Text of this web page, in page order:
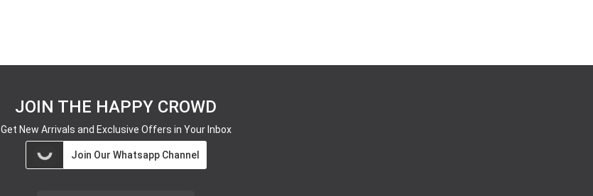
JOIN THE HAPPY CROWD
Get New Arrivals and Exclusive Offers in Your Inbox
Join Our Whatsapp Channel